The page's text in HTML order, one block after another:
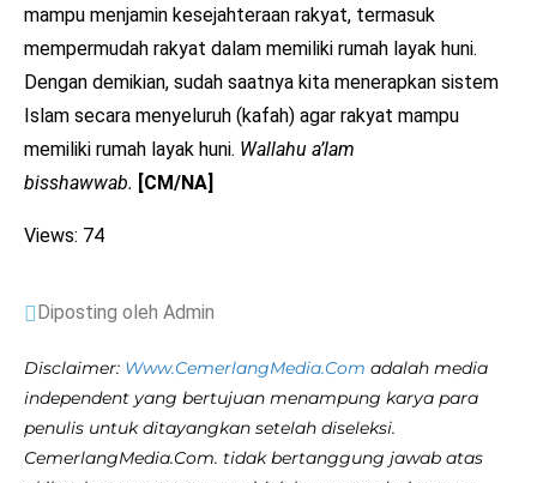
mampu menjamin kesejahteraan rakyat, termasuk
mempermudah rakyat dalam memiliki rumah layak huni.
Dengan demikian, sudah saatnya kita menerapkan sistem
Islam secara menyeluruh (kafah) agar rakyat mampu
memiliki rumah layak huni. Wallahu a’lam
bisshawwab. [CM/NA]
Views: 74
Diposting oleh Admin
Disclaimer: Www.CemerlangMedia.Com adalah media
independent yang bertujuan menampung karya para
penulis untuk ditayangkan setelah diseleksi.
CemerlangMedia.Com. tidak bertanggung jawab atas